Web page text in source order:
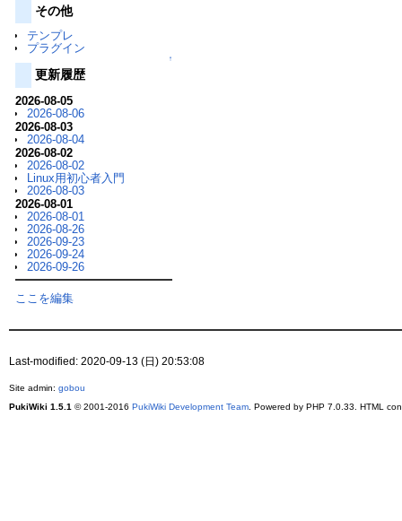
その他
テンプレ
プラグイン
↑
更新履歴
2026-08-05
2026-08-06
2026-08-03
2026-08-04
2026-08-02
2026-08-02
Linux用初心者入門
2026-08-03
2026-08-01
2026-08-01
2026-08-26
2026-09-23
2026-09-24
2026-09-26
ここを編集
Last-modified: 2020-09-13 (日) 20:53:08
Site admin: gobou
PukiWiki 1.5.1 © 2001-2016 PukiWiki Development Team. Powered by PHP 7.0.33. HTML